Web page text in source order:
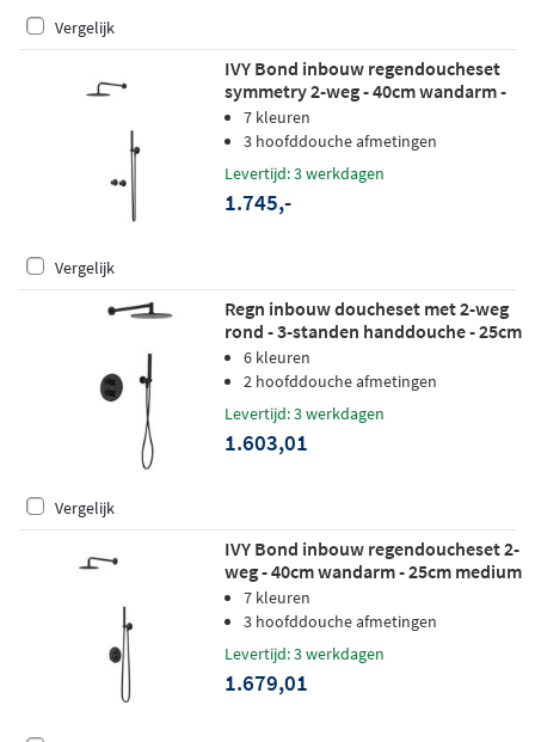
Vergelijk
IVY Bond inbouw regendoucheset
symmetry 2-weg - 40cm wandarm -
20cm slim hoofddouche -
wandhouder - satin spray
7 kleuren
3 hoofddouche afmetingen
Levertijd: 3 werkdagen
1.745,-
Vergelijk
Regn inbouw doucheset met 2-weg
rond - 3-standen handdouche - 25cm
hoofddouche - plafondbuis -
wandsteun - gunmetal zwart pvd
6 kleuren
2 hoofddouche afmetingen
Levertijd: 3 werkdagen
1.603,01
Vergelijk
IVY Bond inbouw regendoucheset 2-
weg - 40cm wandarm - 25cm medium
hoofddouche rond - wandhouder - 3-
standen handdouche - mat zwart
7 kleuren
3 hoofddouche afmetingen
Levertijd: 3 werkdagen
1.679,01